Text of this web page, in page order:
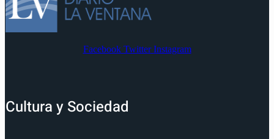
Facebook Twitter Instagram
Cultura y Sociedad